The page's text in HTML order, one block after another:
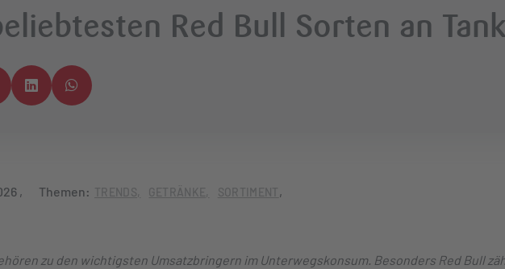
Red Bull Sorten an
Themen: TRENDS GETRÄNKE SORTIMENT
zu den wichtigsten Umsatzbringern im Unterwegskonsum. Besonders Red Bull